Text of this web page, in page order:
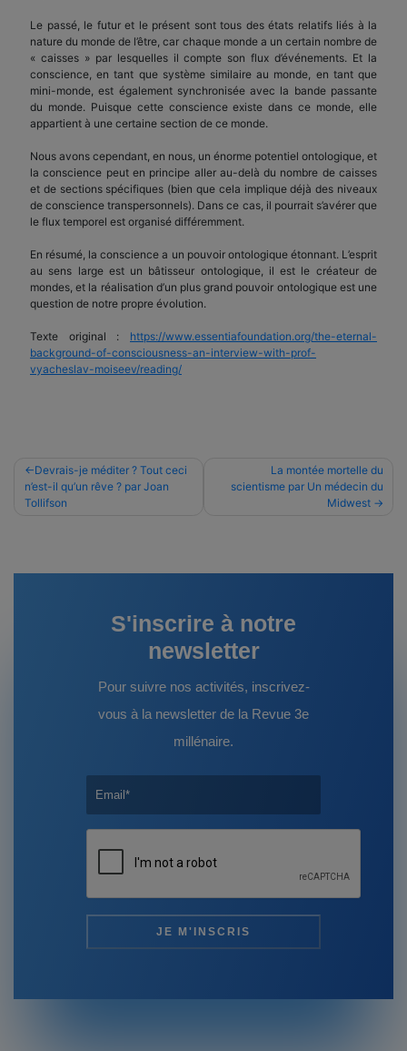
Le passé, le futur et le présent sont tous des états relatifs liés à la
nature du monde de l’être, car chaque monde a un certain nombre de
« caisses » par lesquelles il compte son flux d’événements. Et la
conscience, en tant que système similaire au monde, en tant que
mini-monde, est également synchronisée avec la bande passante
du monde. Puisque cette conscience existe dans ce monde, elle
appartient à une certaine section de ce monde.
Nous avons cependant, en nous, un énorme potentiel ontologique, et
la conscience peut en principe aller au-delà du nombre de caisses
et de sections spécifiques (bien que cela implique déjà des niveaux
de conscience transpersonnels). Dans ce cas, il pourrait s’avérer que
le flux temporel est organisé différemment.
En résumé, la conscience a un pouvoir ontologique étonnant. L’esprit
au sens large est un bâtisseur ontologique, il est le créateur de
mondes, et la réalisation d’un plus grand pouvoir ontologique est une
question de notre propre évolution.
Texte original : https://www.essentiafoundation.org/the-eternal-
background-of-consciousness-an-interview-with-prof-
vyacheslav-moiseev/reading/
Navigation
de
Devrais-je méditer ? Tout ceci
n’est-il qu’un rêve ? par Joan
Tollifson
La montée mortelle du
scientisme par Un médecin du
Midwest
S'inscrire à notre
newsletter
Pour suivre nos activités, inscrivez-
vous à la newsletter de la Revue 3e
millénaire.